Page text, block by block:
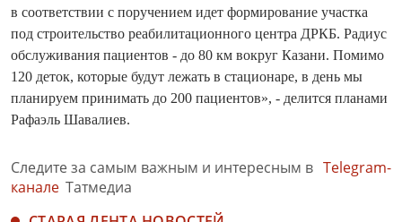
в соответствии с поручением идет формирование участка
под строительство реабилитационного центра ДРКБ. Радиус
обслуживания пациентов - до 80 км вокруг Казани. Помимо
120 деток, которые будут лежать в стационаре, в день мы
планируем принимать до 200 пациентов», - делится планами
Рафаэль Шавалиев.
Следите за самым важным и интересным в Telegram-
канале Татмедиа